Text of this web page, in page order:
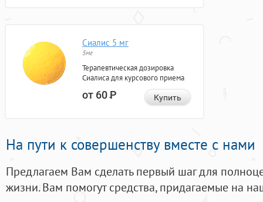
Сиалис 5 мг
5мг
Терапевтическая дозировка
Сиалиса для курсового приема
от 60Р Купить
На пути к совершенству вместе с нами
Предлагаем Вам сделать первый шаг для
жизни. Вам помогут средства, придагаемые на